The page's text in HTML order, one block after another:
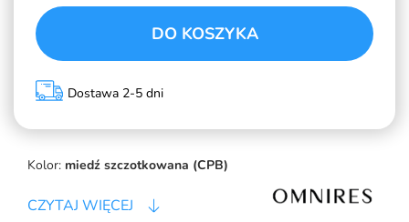
Kolor: miedź szczotkowana (CPB)
CZYTAJ WIĘCEJ
DO KOSZYKA
Dostawa 2-5 dni